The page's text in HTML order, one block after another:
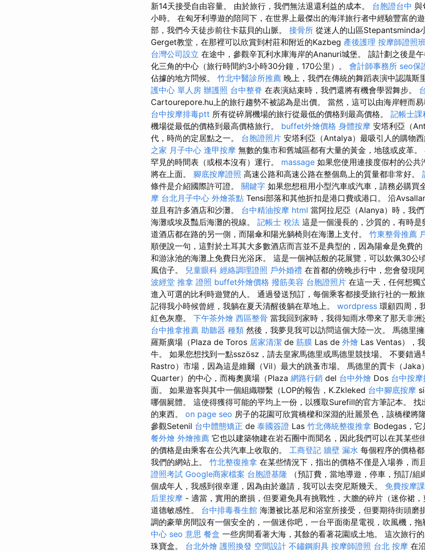
新14天接受自由容量。 由於旅行，我們無法退還利益的成本。 台胞證台中 與
小時。 在匈牙利導遊的陪同下，在世界上最傑出的海洋旅行者中經驗豐富的遊
部，我們今天徒步前往卡茲貝的山脈。 接骨所 從迷人的山區Stepantsminda
Gerget教堂，在那裡可以欣賞到村莊和附近的Kazbeg 產後護理 按摩師證照班
台灣公司設立 在途中，參觀辛瓦利水庫海岸的Ananuri城堡。 該計劃之後是
化三角的中心（旅行時間約3小時30分鐘，170公里）。 會計師事務所 seo保
佔據的地方問候。 竹北中醫診所推薦 晚上，我們在傳統的舞蹈表演中認識斯
護中心 單人房 辦護照 台中整脊 在表演結束時，我們還將有機會學習舞步。
Cartourepore.hu上的旅行趨勢不被認為是出價。 當然，這可以由海岸輕而易
台中按摩排毒ptt 所有從碎屑機場的旅行從最低的價格到最高價格。 記帳士課
機場從最低的價格到最高價格旅行。 buffet外燴價格 身體按摩 安塔利亞（
代，時尚的定居點之一。 台胞證照片 安塔利亞（Antalya）最吸引人的購物西
之家 月子中心 逢甲按摩 無數的集市和舊城區都有大量的黃金，地毯或皮革
罕見的時間表（或根本沒有）運行。 massage 如果您使用連接度假村的公共
將在上面。 腳底按摩證照 高速公路和高速公路在整個島上的質量都非常好。
條件是介紹國際許可證。 關鍵字 如果您想租用小型汽車或汽車，請務必購買
摩 台北月子中心 外燴茶點 Tensi部落和其他折扣是港口費或港口。 沿
並且有許多酒店和沙灘。 台中精油按摩 html 當阿拉尼亞（Alanya）時，我
海灘或埃及豔后海灘的視線。 記帳士 稅法 這是一個漫長的，沙質的，有時
道酒店都在路的另一側，而陽傘和陽光躺椅則在海灘上支付。 竹東整骨推薦
順便說一句，這對於土耳其大多數酒店而言並不是典型的，因為陽傘是免費
和游泳池的海灘上免費日光浴床。 這是一個神話般的花展覽，可以欽佩30公
風信子。 兒童眼科 經絡調理證照 戶外婚禮 在首都的傍晚步行中，您會發現
波經堂 推拿 證照 buffet外燴價格 撥筋美容 台胞證照片 在這一天，任何想獨
進入可選的比利時遊覽的人。 通過發送預訂，每個乘客都接受旅行社的一般
記得我小時候曾經，我躺在夏天清醒後躺在草地上。 wordpress 環顧四周，
紅色灰塵。 下午茶外燴 西區整骨 當我回到家時，我得知雨水帶來了那天非洲
台中推拿推薦 助聽器 種類 然後，我夢見我可以訪問這個大陸一次。 馬德里
羅斯廣場（Plaza de Toros 居家清潔 de 筋膜 Las de 外燴 Las Ventas），
牛。 如果您想找到一點sszösz，請去皇家馬德里或馬德里競技場。 不要錯過
Rastro）市場，因為這是維爾（Vil）最大的跳蚤市場。 馬德里的賈卡（Jaka
Quarter）的中心，而梅奧廣場（Plaza 網路行銷 del 台中外燴 Dos 台中按
面。 如果遊客與其中一個組織聯繫（LOP的報告，K.Zkleked 台中腳底按摩
哪個屍體。 這使得獲得可能的平均上一份，以獲取Surefill的官方筆記本。 找
的東西。 on page seo 房子的花園可欣賞橋樑和深淵的壯麗景色，該橋樑將
參觀Setenil 台中體態矯正 de 泰國簽證 Las 竹北傳統整復推拿 Bodegas，它
餐外燴 外燴推薦 它也以建築物建在岩石圈中而聞名，因此我們可以在其某些
的價格是由乘客在公共汽車上收取的。 工商登記 牆壁 漏水 每個程序的價格
我們的網站上。 竹北整復推拿 在某些情況下，指出的價格不僅是入場券，而
證照考試 Google商家檔案 台胞證基隆 （預訂費，當地導遊，停車，預訂/
個成年人，我感到很幸運，因為由於邀請，我可以去突尼斯幾天。 免費按摩
后里按摩 - 適當，實用的磨損，但要避免具有挑戰性，大膽的碎片（迷你裙
道德敏感性。 台中排毒養生館 海灘被比基尼和浴室所接受，但要期待街頭磨
調的豪華房間設有一個安全的，一個迷你吧，一台平面衛星電視，吹風機，拖
中心 seo 意思 餐盒 一些房間看著大海，其餘的看著花園或土地。 這次旅行
珠寶盒。 台北外燴 護照換發 空間設計 不鏽鋼廚具 按摩師證照 台北 按摩 在